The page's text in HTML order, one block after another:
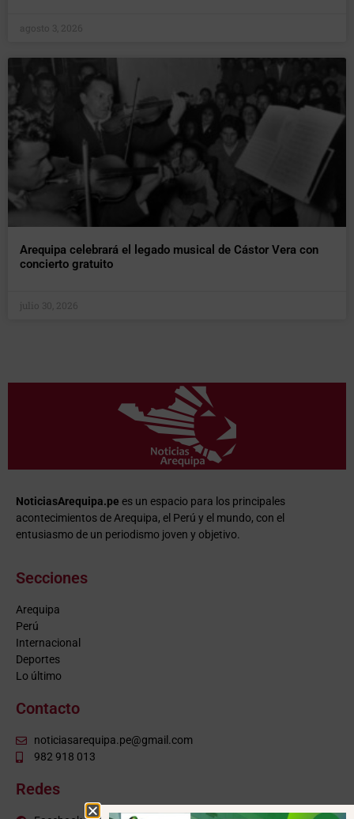
agosto 3, 2026
Arequipa celebrará el legado musical de Cástor Vera con
concierto gratuito
julio 30, 2026
NoticiasArequipa.pe es un espacio para los principales
acontecimientos de Arequipa, el Perú y el mundo, con el
entusiasmo de un periodismo joven y objetivo.
Secciones
Arequipa
Perú
Internacional
Deportes
Lo último
Contacto
noticiasarequipa.pe@gmail.com
982 918 013
Redes